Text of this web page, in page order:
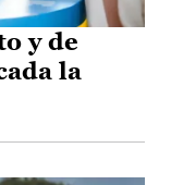
y de
la